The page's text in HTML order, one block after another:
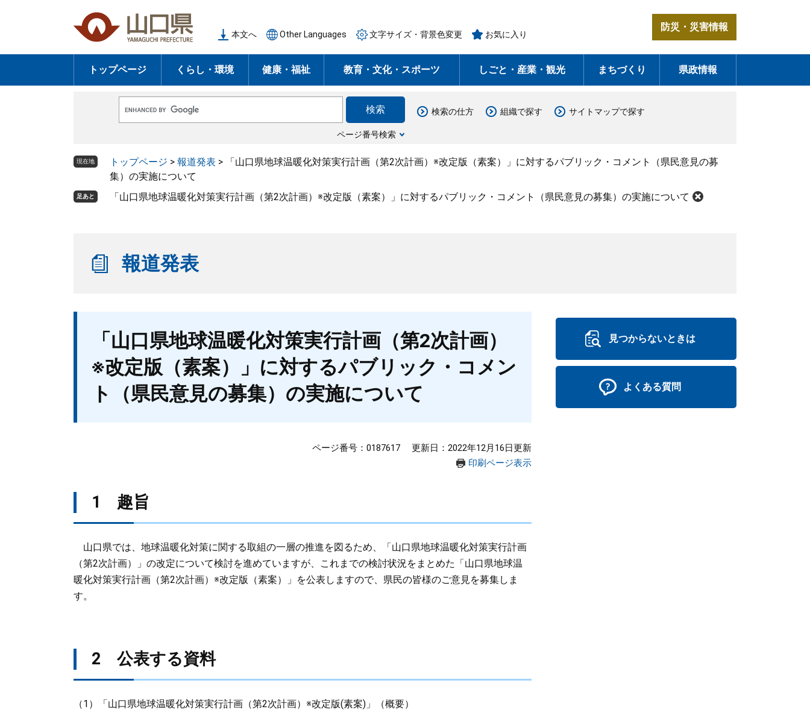
の
頭
ー
飛
本文へ Other Languages 文字サイズ・背景色変更 お気に入り
防災・災害情報
トップページ くらし・環境 健康・福祉 教育・文化・スポーツ しごと・産業・観光 まちづくり 県政情報
o
e
カ
ス
タ
ム
ページ番号検索
検索の仕方 組織で探す サイトマップで探す
現在地 トップページ > 報道発表 >
「山口県地球温暖化対策実行計画（第2次計画）※改定版（素案）」に対するパブリック・コメント（県民意見の募
集）の実施について
足あと 「山口県地球温暖化対策実行計画（第2次計画）※改定版（素案）」に対するパブリック・コメント（県民意見の募集）の実施について
報道発表
「山口県地球温暖化対策実行計画（第2次計画）
※改定版（素案）」に対するパブリック・コメン
ト（県民意見の募集）の実施について
ページ番号：0187617
更新日：2022年12月16日更新
印刷ページ表示
1 趣旨
山口県では、地球温暖化対策に関する取組の一層の推進を図るため、「山口県地球温暖化対策実行計画
（第2次計画）」の改定について検討を進めていますが、これまでの検討状況をまとめた「山口県地球温
暖化対策実行計画（第2次計画）※改定版（素案）」を公表しますので、県民の皆様のご意見を募集しま
す。
2 公表する資料
（1）「山口県地球温暖化対策実行計画（第2次計画）※改定版(素案)」（概要）
見つからないときは
よくある質問